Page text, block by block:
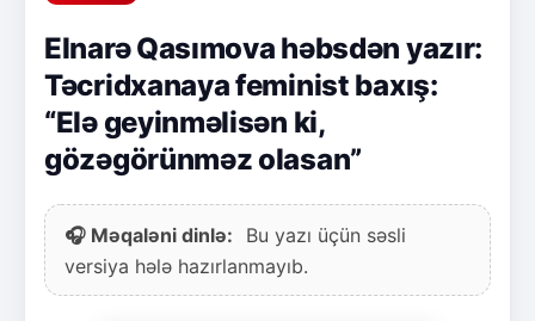
Elnarə Qasımova həbsdən yazır:
Təcridxanaya feminist baxış:
“Elə geyinməlisən ki,
gözəgörünməz olasan”
🎧 Məqaləni dinlə:
Bu yazı üçün səsli
versiya hələ hazırlanmayıb.